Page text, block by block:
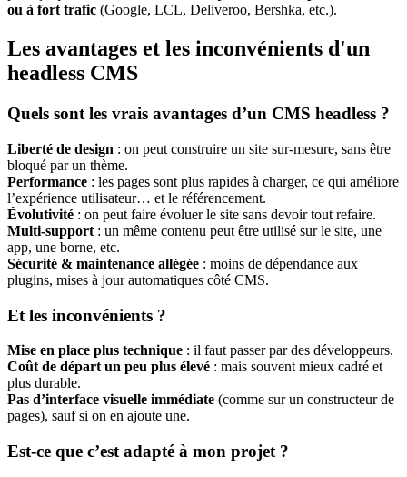
ou à fort trafic (Google, LCL, Deliveroo, Bershka, etc.).
Les avantages et les inconvénients d'un
headless CMS
Quels sont les vrais avantages d’un CMS headless ?
Liberté de design : on peut construire un site sur-mesure, sans être
bloqué par un thème.
Performance : les pages sont plus rapides à charger, ce qui améliore
l’expérience utilisateur… et le référencement.
Évolutivité : on peut faire évoluer le site sans devoir tout refaire.
Multi-support : un même contenu peut être utilisé sur le site, une
app, une borne, etc.
Sécurité & maintenance allégée : moins de dépendance aux
plugins, mises à jour automatiques côté CMS.
Et les inconvénients ?
Mise en place plus technique : il faut passer par des développeurs.
Coût de départ un peu plus élevé : mais souvent mieux cadré et
plus durable.
Pas d’interface visuelle immédiate (comme sur un constructeur de
pages), sauf si on en ajoute une.
Est-ce que c’est adapté à mon projet ?